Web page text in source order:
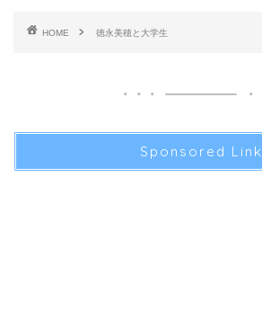
HOME 徳永美穂と大学生
Sponsored Link